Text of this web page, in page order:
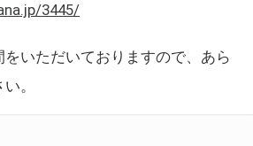
3445/
いただいておりますので、あら
。